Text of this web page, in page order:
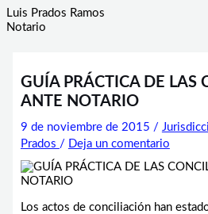
Luis Prados Ramos
Notario
GUÍA PRÁCTICA DE LAS
ANTE NOTARIO
9 de noviembre de 2015 /
Prados / Deja un comentario
Los actos de conciliación han